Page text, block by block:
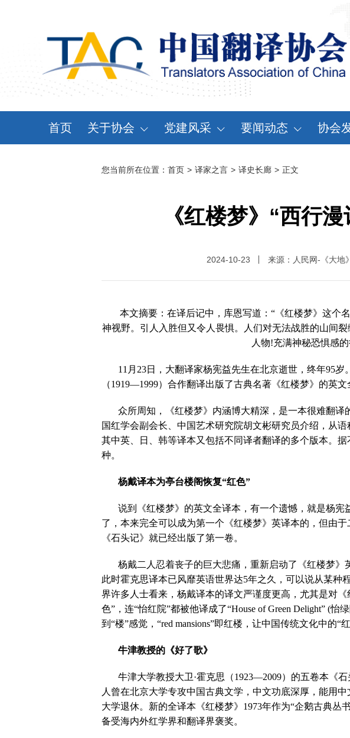
首页 关于协会
历届会员代表大会
党建风采
学习天地
要闻动态
会员动态
协会
认证
您当前所在位置： 首页 > 译家之言 > 译史长廊 > 正文
《红楼梦》“西行
2024-10-23 来源：人民网-《大地》
本文摘要：在译后记中，库恩写道：“《红楼梦》这个
神视野。引人入胜但又令人畏惧。人们对无法战胜的山间
人物!充满神秘恐惧感
11 月 23日 ，大翻译家杨宪益先生在北京逝世，终年95岁
（1919—1999）合作翻译出版了古典名著《红楼梦》的英文
众所周知，《红楼梦》内涵博大精深，是一本很难翻
国红学会副会长、中国艺术研究院胡文彬研究员介绍，从
其中英、日、韩等译本又包括不同译者翻译的多个版本。
种。
杨戴译本为亭台楼阁恢复“红色”
说到《红楼梦》的英文全译本，有一个遗憾，就是杨
了，本来完全可以成为第一个《红楼梦》英译本的，但由
《石头记》就已经出版了第一卷。
杨戴二人忍着丧子的巨大悲痛，重新启动了《红楼梦》
此时霍克思译本已风靡英语世界达5年之久，可以说从某种
界许多人士看来，杨戴译本的译文严谨度更高，尤其是对
色”，连“怡红院”都被他译成了“House of Green Delight” (怡
到“楼”感觉，“red mansions”即红楼，让中国传统文化中的“
牛津教授的《好了歌》
牛津大学教授大卫·霍克思（1923—2009）的五卷本《石
人曾在北京大学专攻中国古典文学，中文功底深厚，能用
大学退休。新的全译本《红楼梦》 1973年作为“企鹅古典丛
备受海内外红学界和翻译界褒奖。